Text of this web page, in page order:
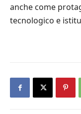
anche come
tecnologico e